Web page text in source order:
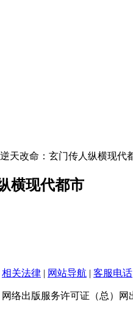
逆天改命：玄门传人纵横现代
横现代都市
相关法律 | 网站导航 | 客服电话
网络出版服务许可证（总）网